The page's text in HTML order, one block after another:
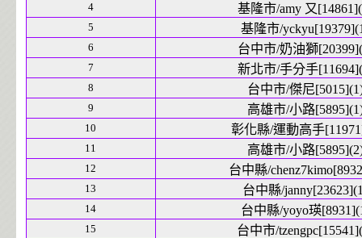
4 基隆市/amy 又
5 基隆市/
6 台中市/奶油獅
7 新北市/手分手
8 台中市/傑尼
9 高雄市/小路
10 彰化縣/運動高手
11 高雄市/小路
12 台中縣/
13 台中縣/
14 台中縣/yoyo瑛
15 台中市/